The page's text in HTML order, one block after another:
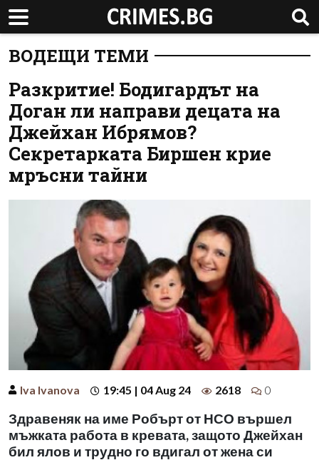
ВОДЕЩИ ТЕМИ
Разкритие! Бодигардът на
Доган ли направи децата на
Джейхан Ибрямов?
Секретарката Биршен крие
мръсни тайни
Iva Ivanova 19:45 | 04 Aug 24 2618 0
Здравеняк на име Робърт от НСО вършел
мъжката работа в кревата, защото Джейхан
бил ялов и трудно го вдигал от жена си